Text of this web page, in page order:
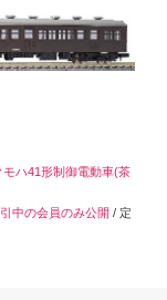
モハ41形制御電動車(茶
中の会員のみ公開 / 定